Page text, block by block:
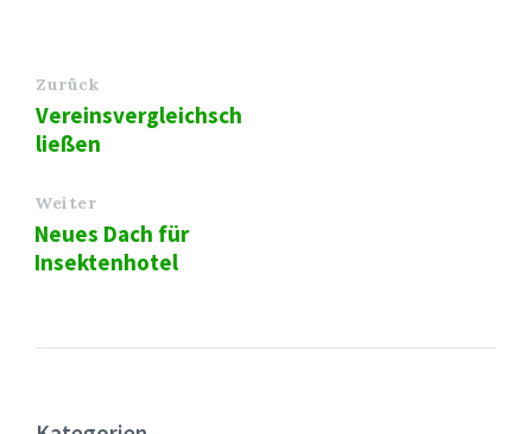
Zurück
Vereinsvergleichsch
ließen
Weiter
Neues Dach für
Insektenhotel